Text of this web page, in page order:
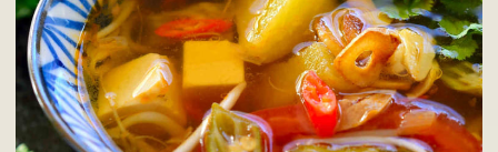
dứa, đây chắc chắn sẽ là món ăn yêu thích của nhiều
trong mùa hè này.